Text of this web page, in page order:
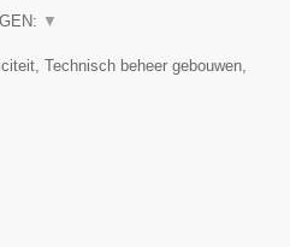
▼
Technisch beheer gebouwen,